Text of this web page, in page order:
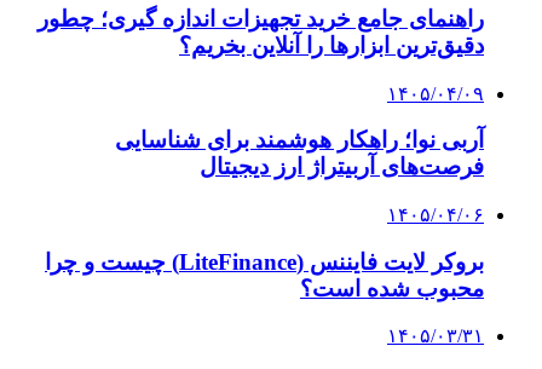
نمی‌توانند با سازمان‌ها و شرکت‌های بزرگ همکاری
کنند؟
پیشنهاد سردبیر
۱۴۰۳/۱۱/۱۲
۳ غایب پرسپولیس در مصاف با چادرملو | بازیکنان
جانشین مشخص شدند
۱۴۰۳/۱۱/۰۹
ساپینتو جدایی یک بازیکن دیگر استقلال را علنی کرد
۱۴۰۳/۱۱/۰۱